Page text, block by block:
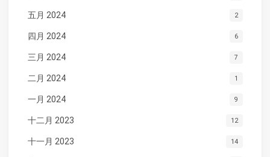
五月 2024 2
四月 2024 6
三月 2024 7
二月 2024 1
一月 2024 9
十二月 2023 12
十一月 2023 14